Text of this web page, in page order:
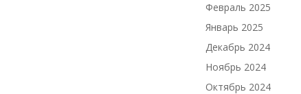
Февраль 2025
Январь 2025
Декабрь 2024
Ноябрь 2024
Октябрь 2024